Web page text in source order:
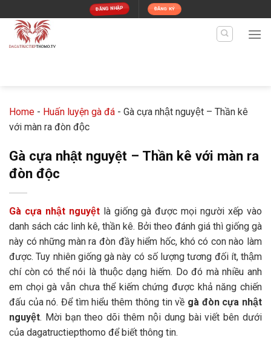
content
ĐĂNG NHẬP ĐĂNG KÝ
Home - Huấn luyện gà đá - Gà cựa nhật nguyệt – Thần kê
với màn ra đòn độc
Gà cựa nhật nguyệt – Thần kê với màn ra
đòn độc
Gà cựa nhật nguyệtlà giống gà được mọi người xếp vào
danh sách các linh kê, thần kê. Bởi theo đánh giá thì giống gà
này có những màn ra đòn đầy hiểm hốc, khó có con nào làm
được. Tuy nhiên giống gà này có số lượng tương đối ít, thậm
chí còn có thể nói là thuộc dạng hiếm. Do đó mà nhiều anh
em chọi gà vẫn chưa thể kiếm chứng được khả năng chiến
đấu của nó. Để tìm hiểu thêm thông tin về gà đòn cựa nhật
nguyệt. Mời bạn theo dõi thêm nội dung bài viết bên dưới
của dagatructiepthomo để biết thông tin.